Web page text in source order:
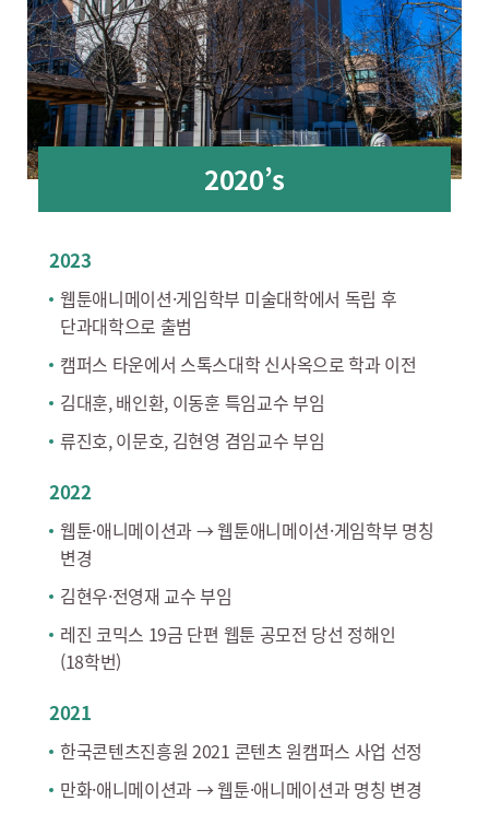
2020’s
2023
웹툰애니메이션·게임학부 미술대학에서 독립 후
단과대학으로 출범
캠퍼스 타운에서 스톡스대학 신사옥으로 학과 이전
김대훈, 배인환, 이동훈 특임교수 부임
류진호, 이문호, 김현영 겸임교수 부임
2022
웹툰·애니메이션과 → 웹툰애니메이션·게임학부 명칭
변경
김현우·전영재 교수 부임
레진 코믹스 19금 단편 웹툰 공모전 당선 정해인
(18학번)
2021
한국콘텐츠진흥원 2021 콘텐츠 원캠퍼스 사업 선정
만화·애니메이션과 → 웹툰·애니메이션과 명칭 변경